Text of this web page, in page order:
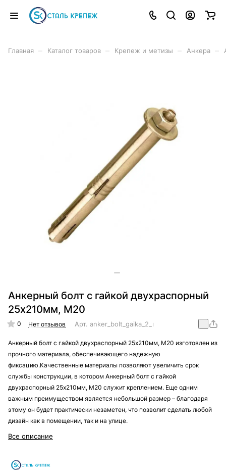
Главная Каталог товаров Крепеж и метизы Анкера
Анкерный болт с гайкой двухраспорный
25х210мм, М20
0 Нет отзывов Арт. anker_bolt_gaika_2_raporny_25x210_M20
Анкерный болт с гайкой двухраспорный 25х210мм, М20 изготовлен из
прочного материала, обеспечивающего надежную
фиксацию.Качественные материалы позволяют увеличить срок
службы конструкции, в котором Анкерный болт с гайкой
двухраспорный 25х210мм, М20 служит креплением. Еще одним
важным преимуществом является небольшой размер – благодаря
этому он будет практически незаметен, что позволит сделать любой
дизайн как в помещении, так и на улице.
Все описание